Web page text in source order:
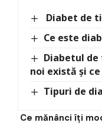
Diabet de
Ce este
Diabetul de
noi există și
Tipuri de
Ce mănânci îți